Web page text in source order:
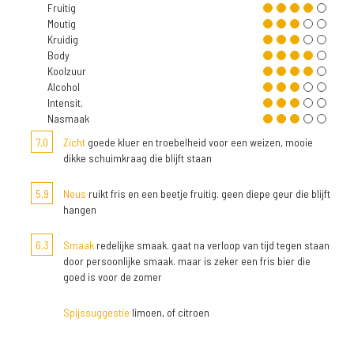
Fruitig
Moutig
Kruidig
Body
Koolzuur
Alcohol
Intensit.
Nasmaak
7,0
Zicht goede kluer en troebelheid voor een weizen, mooie
dikke schuimkraag die blijft staan
5,9 Neus ruikt fris en een beetje fruitig. geen diepe geur die blijft
hangen
6,3 Smaak redelijke smaak. gaat na verloop van tijd tegen staan
door persoonlijke smaak. maar is zeker een fris bier die
goed is voor de zomer
Spijssuggestie limoen, of citroen